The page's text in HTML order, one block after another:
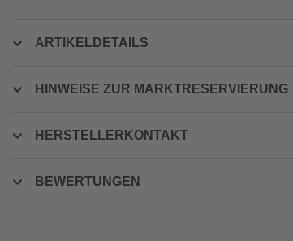
ARTIKELDETAILS
HINWEISE ZUR MARKTRESERVIERUNG
HERSTELLERKONTAKT
BEWERTUNGEN